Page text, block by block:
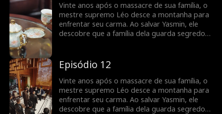
Vinte anos após o massacre de sua família, o
mestre supremo Léo desce a montanha para
enfrentar seu carma. Ao salvar Yasmin, ele
descobre que a família dela guarda segredos
Episódio 12
Vinte anos após o massacre de sua família, o
mestre supremo Léo desce a montanha para
enfrentar seu carma. Ao salvar Yasmin, ele
descobre que a família dela guarda segredos